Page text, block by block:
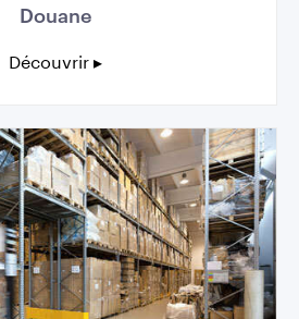
Douane
Découvrir ▸